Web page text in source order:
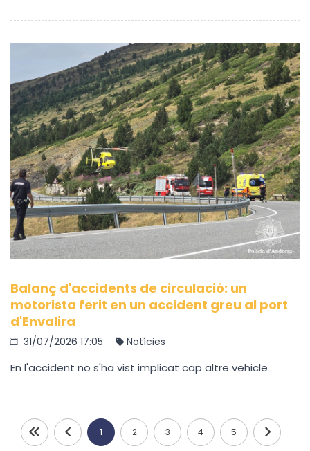
Balanç d'accidents de circulació: un
motorista ferit en un accident greu al port
d'Envalira
31/07/2026 17:05 Notícies
En l'accident no s'ha vist implicat cap altre vehicle
1 2 3 4 5